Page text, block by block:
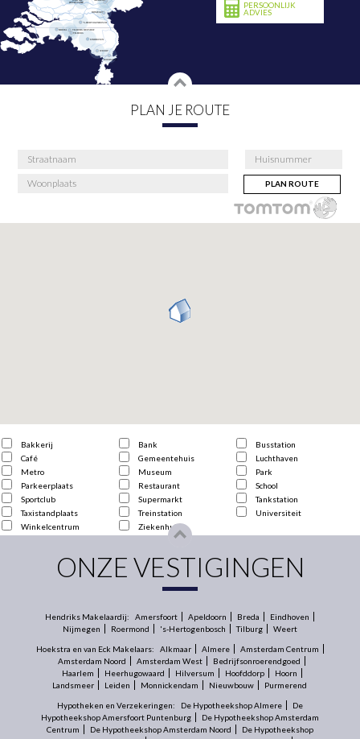
PERSOONLIJK
ADVIES
PLAN JE ROUTE
PLAN ROUTE
Bakkerij Bank
Busstation
Café
Gemeentehuis
Luchthaven
Metro
Museum
Park
Parkeerplaats
Restaurant
School
Sportclub
Supermarkt
Tankstation
Taxistandplaats
Treinstation
Universiteit
Winkelcentrum
Ziekenhuis
ONZE VESTIGINGEN
Hendriks Makelaardij: Amersfoort Apeldoorn Breda
Eindhoven
Nijmegen
Roermond 's-Hertogenbosch Tilburg Weert
Hoekstra en van Eck Makelaars: Alkmaar Almere
Amsterdam Centrum
Amsterdam Noord
Amsterdam West
Bedrijfsonroerendgoed
Haarlem
Heerhugowaard Hilversum Hoofddorp
Hoorn
Landsmeer
Leiden Monnickendam Nieuwbouw Purmerend
Hypotheken en Verzekeringen: De Hypotheekshop Almere
De
Hypotheekshop Amersfoort Puntenburg
De Hypotheekshop Amsterdam
Centrum
De Hypotheekshop Amsterdam Noord
De Hypotheekshop